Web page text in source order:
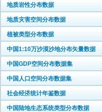
地质岩性分布数据
地质灾害空间分布数据
植被类型分布数据
中国1:10万沙漠沙地分布矢量数据
中国GDP空间分布数据集
中国人口空间分布数据集
社会经济统计年鉴数据
中国陆地生态系统类型分布数据